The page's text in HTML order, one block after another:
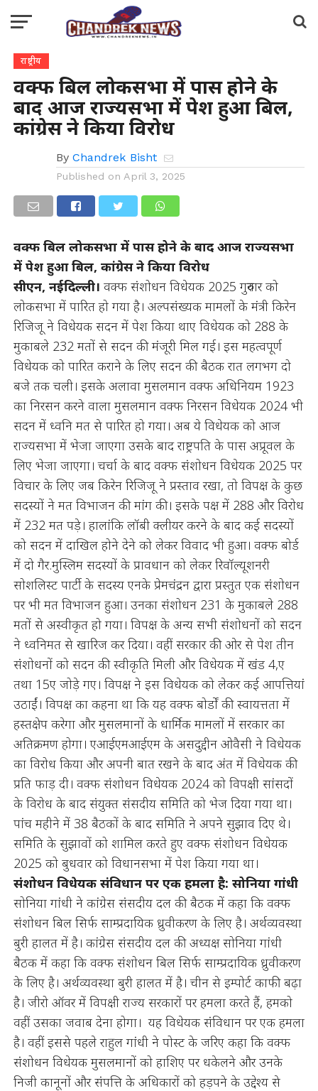
राष्ट्रीय
वक्फ बिल लोकसभा में पास होने के
बाद आज राज्यसभा में पेश हुआ बिल,
कांग्रेस ने किया विरोध
By Chandrek Bisht
Published on April 3, 2025
वक्फ बिल लोकसभा में पास होने के बाद आज राज्यसभा
में पेश हुआ बिल, कांग्रेस ने किया विरोध
सीएन, नईदिल्ली। वक्फ संशोधन विधेयक 2025 गुरुवार को
लोकसभा में पारित हो गया है। अल्पसंख्यक मामलों के मंत्री किरेन
रिजिजू ने विधेयक सदन में पेश किया थाए विधेयक को 288 के
मुकाबले 232 मतों से सदन की मंजूरी मिल गई। इस महत्वपूर्ण
विधेयक को पारित कराने के लिए सदन की बैठक रात लगभग दो
बजे तक चली। इसके अलावा मुसलमान वक्फ अधिनियम 1923
का निरसन करने वाला मुसलमान वक्फ निरसन विधेयक 2024 भी
सदन में ध्वनि मत से पारित हो गया। अब ये विधेयक को आज
राज्यसभा में भेजा जाएगा उसके बाद राष्ट्रपति के पास अप्रूवल के
लिए भेजा जाएगा। चर्चा के बाद वक्फ संशोधन विधेयक 2025 पर
विचार के लिए जब किरेन रिजिजू ने प्रस्ताव रखा, तो विपक्ष के कुछ
सदस्यों ने मत विभाजन की मांग की। इसके पक्ष में 288 और विरोध
में 232 मत पड़े। हालांकि लॉबी क्लीयर करने के बाद कई सदस्यों
को सदन में दाखिल होने देने को लेकर विवाद भी हुआ। वक्फ बोर्ड
में दो गैर.मुस्लिम सदस्यों के प्रावधान को लेकर रिवॉल्यूशनरी
सोशलिस्ट पार्टी के सदस्य एनके प्रेमचंद्रन द्वारा प्रस्तुत एक संशोधन
पर भी मत विभाजन हुआ। उनका संशोधन 231 के मुकाबले 288
मतों से अस्वीकृत हो गया। विपक्ष के अन्य सभी संशोधनों को सदन
ने ध्वनिमत से खारिज कर दिया। वहीं सरकार की ओर से पेश तीन
संशोधनों को सदन की स्वीकृति मिली और विधेयक में खंड 4,ए
तथा 15ए जोड़े गए। विपक्ष ने इस विधेयक को लेकर कई आपत्तियां
उठाईं। विपक्ष का कहना था कि यह वक्फ बोर्डों की स्वायत्तता में
हस्तक्षेप करेगा और मुसलमानों के धार्मिक मामलों में सरकार का
अतिक्रमण होगा। एआईएमआईएम के असदुद्दीन ओवैसी ने विधेयक
का विरोध किया और अपनी बात रखने के बाद अंत में विधेयक की
प्रति फाड़ दी। वक्फ संशोधन विधेयक 2024 को विपक्षी सांसदों
के विरोध के बाद संयुक्त संसदीय समिति को भेज दिया गया था।
पांच महीने में 38 बैठकों के बाद समिति ने अपने सुझाव दिए थे।
समिति के सुझावों को शामिल करते हुए वक्फ संशोधन विधेयक
2025 को बुधवार को विधानसभा में पेश किया गया था।
संशोधन विधेयक संविधान पर एक हमला है: सोनिया गांधी
सोनिया गांधी ने कांग्रेस संसदीय दल की बैठक में कहा कि वक्फ
संशोधन बिल सिर्फ साम्प्रदायिक ध्रुवीकरण के लिए है। अर्थव्यवस्था
बुरी हालत में है। कांग्रेस संसदीय दल की अध्यक्ष सोनिया गांधी
बैठक में कहा कि वक्फ संशोधन बिल सिर्फ साम्प्रदायिक ध्रुवीकरण
के लिए है। अर्थव्यवस्था बुरी हालत में है। चीन से इम्पोर्ट काफी बढ़ा
है। जीरो ऑवर में विपक्षी राज्य सरकारों पर हमला करते हैं, हमको
वहीं उसका जवाब देना होगा। यह विधेयक संविधान पर एक हमला
है। वहीं इससे पहले राहुल गांधी ने पोस्ट के जरिए कहा कि वक्फ
संशोधन विधेयक मुसलमानों को हाशिए पर धकेलने और उनके
निजी कानूनों और संपत्ति के अधिकारों को हड़पने के उद्देश्य से